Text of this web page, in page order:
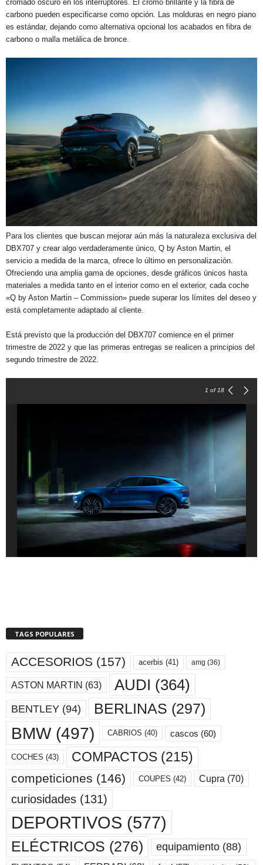
cromado oscuro en los interruptores. El cromo brillante y la fibra de
carbono pueden especificarse como opción. Las molduras en negro piano
es estándar, dejando como alternativa opcional los acabados en fibra de
carbono o malla metálica de bronce.
Para los clientes que buscan mejorar aún más la naturaleza exclusiva del
DBX707 y crear algo verdaderamente único, Q by Aston Martin, el
servicio a medida de la marca, ofrece lo último en personalización.
Ofreciendo una amplia gama de opciones, desde gráficos únicos hasta
materiales a medida tanto en el interior como en el exterior, cada coche
«Q by Aston Martin – Commission» puede superar los límites del deseo y
está completamente adaptado al cliente.
Está previsto que la producción del DBX707 comience en el primer
trimestre de 2022 y que las primeras entregas se realicen a principios del
segundo trimestre de 2022.
1 of 18
TAGS POPULARES
ACCESORIOS (157) acerbis (41) amg (36)
ASTON MARTIN (63) AUDI (364)
BENTLEY (94) BERLINAS (297)
BMW(497) CABRIOS (40) cascos (60)
COCHES (43) COMPACTOS (215)
competiciones (146) COUPES (42) Cupra (70)
curiosidades (131)
DEPORTIVOS (577)
ELÉCTRICOS (276) equipamiento (88)